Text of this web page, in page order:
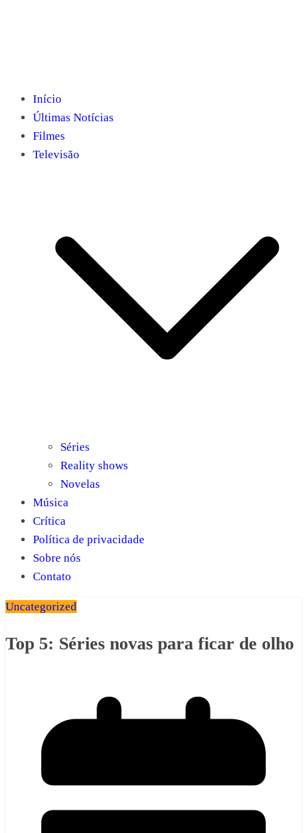
Início
Últimas Notícias
Filmes
Televisão
Séries
Reality shows
Novelas
Música
Crítica
Política de privacidade
Sobre nós
Contato
Uncategorized
Top 5: Séries novas para ficar de olho